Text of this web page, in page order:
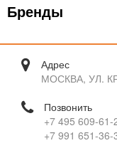
Бренды
Адрес
МОСКВА, УЛ.
Позвонить
+7 495 609-61-
+7 991 651-36-